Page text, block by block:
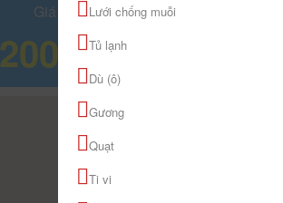
Giá tham khảo
200.000 đ
Lưới chống muỗi
Tủ lạnh
Dù (ô)
Gương
Quạt
Ti vi